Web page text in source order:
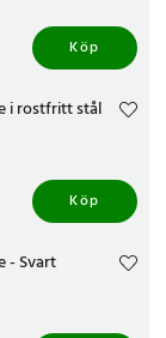
Köp
i rostfritt stål
Köp
- Svart